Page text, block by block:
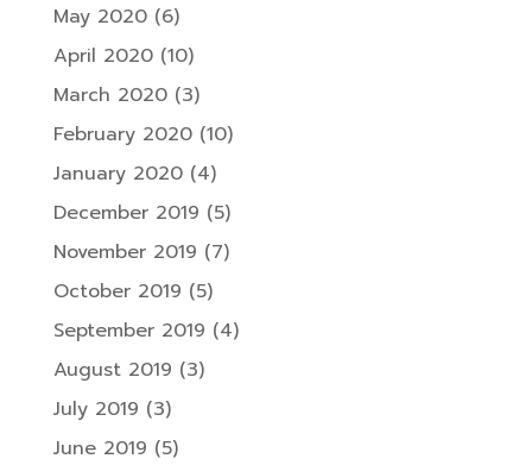
May 2020(6)
April 2020(10)
March 2020(3)
February 2020(10)
January 2020(4)
December 2019 (5)
November 2019 (7)
October 2019 (5)
September 2019 (4)
August 2019 (3)
July 2019 (3)
June 2019 (5)